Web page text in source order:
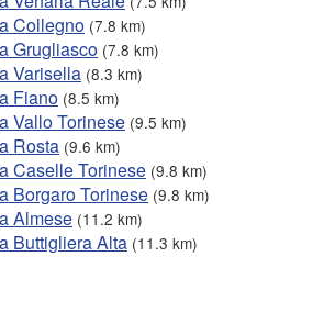
Collegno (7.8 km)
Grugliasco (7.8 km)
Varisella (8.3 km)
Fiano (8.5 km)
Vallo Torinese (9.5 km)
Rosta (9.6 km)
Caselle Torinese (9.8 km)
Borgaro Torinese (9.8 km)
Almese (11.2 km)
Buttigliera Alta (11.3 km)